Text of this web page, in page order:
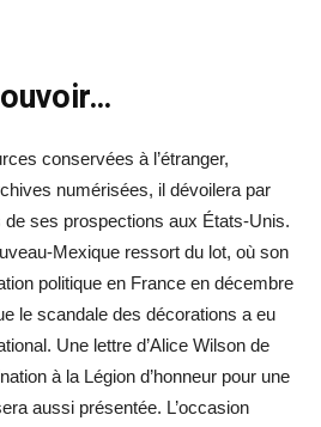
conservées à l’étranger,
numérisées, il dévoilera par
ses prospections aux États-Unis.
Mexique ressort du lot, où son
politique en France en décembre
le scandale des décorations a eu
Une lettre d’Alice Wilson de
à la Légion d’honneur pour une
aussi présentée. L’occasion